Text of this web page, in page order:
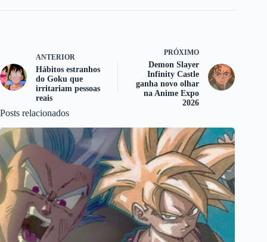
ANTERIOR
Hábitos estranhos
do Goku que
irritariam pessoas
reais
PRÓXIMO
Demon Slayer
Infinity Castle
ganha novo olhar
na Anime Expo
2026
Posts relacionados